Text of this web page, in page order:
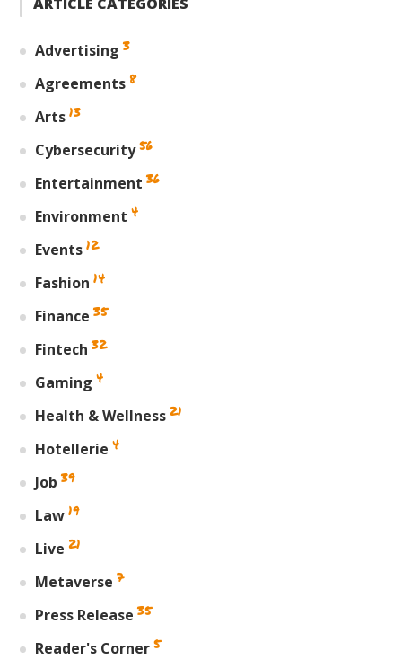
Advertising 3
Agreements 8
Arts 13
Cybersecurity 56
Entertainment 36
Environment 4
Events 12
Fashion 14
Finance 35
Fintech 32
Gaming 4
Health & Wellness 21
Hotellerie 4
Job 39
Law 19
Live 21
Metaverse 7
Press Release 35
Reader's Corner 5